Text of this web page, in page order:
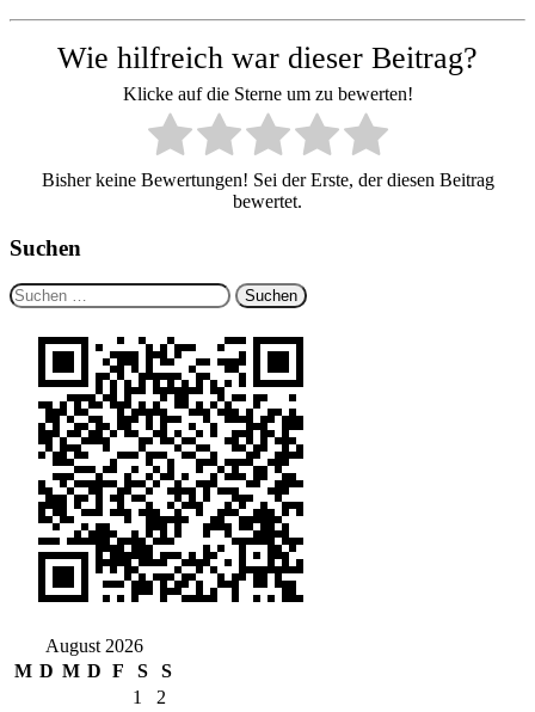
Wie hilfreich war dieser Beitrag?
Klicke auf die Sterne um zu bewerten!
Bisher keine Bewertungen! Sei der Erste, der diesen Beitrag
bewertet.
Suchen
Suchen
nach:
August 2026
M D M D F S
S
1
2